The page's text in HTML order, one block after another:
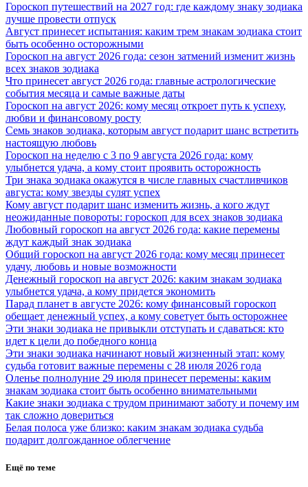
Гороскоп путешествий на 2027 год: где каждому знаку зодиака
лучше провести отпуск
Август принесет испытания: каким трем знакам зодиака стоит
быть особенно осторожными
Гороскоп на август 2026 года: сезон затмений изменит жизнь
всех знаков зодиака
Что принесет август 2026 года: главные астрологические
события месяца и самые важные даты
Гороскоп на август 2026: кому месяц откроет путь к успеху,
любви и финансовому росту
Семь знаков зодиака, которым август подарит шанс встретить
настоящую любовь
Гороскоп на неделю с 3 по 9 августа 2026 года: кому
улыбнется удача, а кому стоит проявить осторожность
Три знака зодиака окажутся в числе главных счастливчиков
августа: кому звезды сулят успех
Кому август подарит шанс изменить жизнь, а кого ждут
неожиданные повороты: гороскоп для всех знаков зодиака
Любовный гороскоп на август 2026 года: какие перемены
ждут каждый знак зодиака
Общий гороскоп на август 2026 года: кому месяц принесет
удачу, любовь и новые возможности
Денежный гороскоп на август 2026: каким знакам зодиака
улыбнется удача, а кому придется экономить
Парад планет в августе 2026: кому финансовый гороскоп
обещает денежный успех, а кому советует быть осторожнее
Эти знаки зодиака не привыкли отступать и сдаваться: кто
идет к цели до победного конца
Эти знаки зодиака начинают новый жизненный этап: кому
судьба готовит важные перемены с 28 июля 2026 года
Оленье полнолуние 29 июля принесет перемены: каким
знакам зодиака стоит быть особенно внимательными
Какие знаки зодиака с трудом принимают заботу и почему им
так сложно довериться
Белая полоса уже близко: каким знакам зодиака судьба
подарит долгожданное облегчение
Ещё по теме